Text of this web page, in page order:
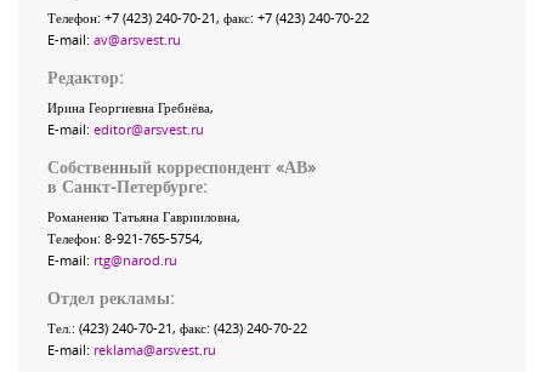
Телефон: +7 (423) 240-70-21, факс: +7 (423) 240-70-22
E-mail: av@arsvest.ru
Редактор:
Ирина Георгиевна Гребнёва,
E-mail: editor@arsvest.ru
Собственный корреспондент «АВ»
в Санкт-Петербурге:
Романенко Татьяна Гаврииловна,
Телефон: 8-921-765-5754,
E-mail: rtg@narod.ru
Отдел рекламы:
Тел.: (423) 240-70-21, факс: (423) 240-70-22
E-mail: reklama@arsvest.ru